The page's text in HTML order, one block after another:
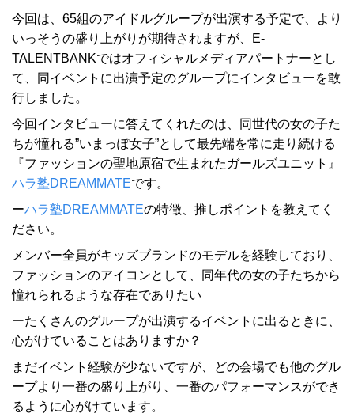
今回は、65組のアイドルグループが出演する予定で、より
いっそうの盛り上がりが期待されますが、E-
TALENTBANKではオフィシャルメディアパートナーとし
て、同イベントに出演予定のグループにインタビューを敢
行しました。
今回インタビューに答えてくれたのは、同世代の女の子た
ちが憧れる”いまっぽ女子”として最先端を常に走り続ける
『ファッションの聖地原宿で生まれたガールズユニット』
ハラ塾DREAMMATEです。
ーハラ塾DREAMMATEの特徴、推しポイントを教えてく
ださい。
メンバー全員がキッズブランドのモデルを経験しており、
ファッションのアイコンとして、同年代の女の子たちから
憧れられるような存在でありたい
ーたくさんのグループが出演するイベントに出るときに、
心がけていることはありますか？
まだイベント経験が少ないですが、どの会場でも他のグル
ープより一番の盛り上がり、一番のパフォーマンスができ
るように心がけています。